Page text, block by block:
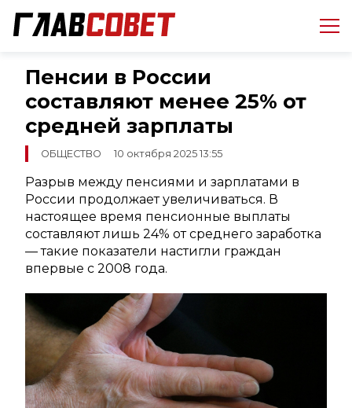
Пенсии в России
составляют менее 25% от
средней зарплаты
ОБЩЕСТВО 10 октября 2025 13:55
Разрыв между пенсиями и зарплатами в
России продолжает увеличиваться. В
настоящее время пенсионные выплаты
составляют лишь 24% от среднего заработка
— такие показатели настигли граждан
впервые с 2008 года.